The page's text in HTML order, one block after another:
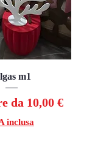
m1
da 10,00 €
inclusa